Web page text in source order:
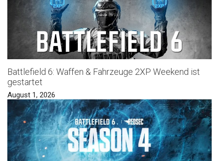
Battlefield 6: Waffen & Fahrzeuge 2XP Weekend ist
gestartet
August 1, 2026